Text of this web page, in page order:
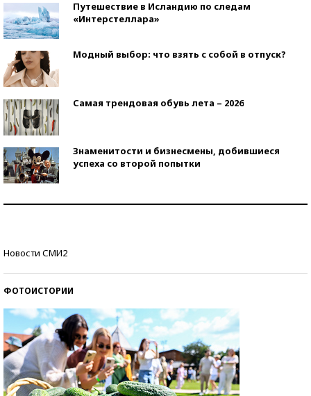
Путешествие в Исландию по следам
«Интерстеллара»
Модный выбор: что взять с собой в отпуск?
Самая трендовая обувь лета – 2026
Знаменитости и бизнесмены, добившиеся
успеха со второй попытки
Новости СМИ2
ФОТОИСТОРИИ